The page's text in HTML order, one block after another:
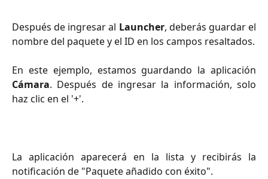
Después de ingresar al Launcher, deberás guardar el
nombre del paquete y el ID en los campos resaltados.
En este ejemplo, estamos guardando la aplicación
Cámara. Después de ingresar la información, solo
haz clic en el '+'.
La aplicación aparecerá en la lista y recibirás la
notificación de "Paquete añadido con éxito".